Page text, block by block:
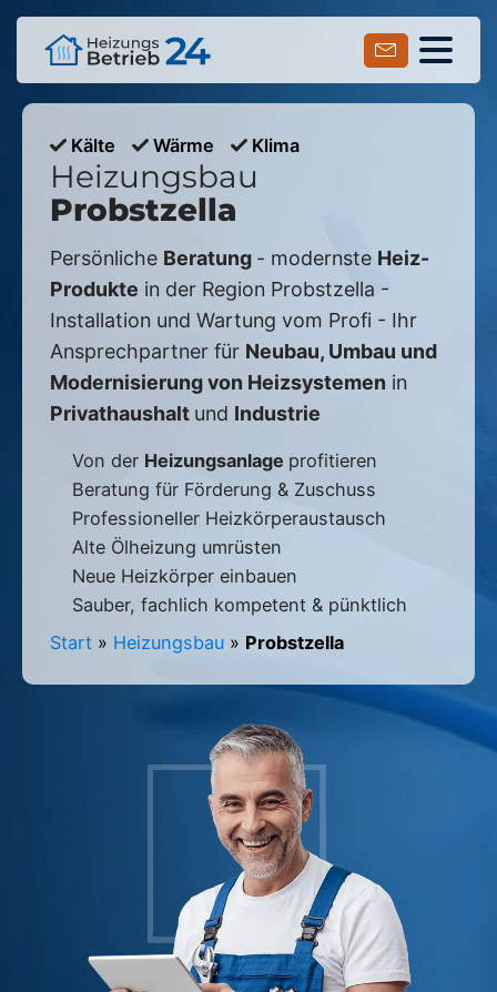
Kälte Wärme Klima
Heizungsbau
Probstzella
Persönliche Beratung - modernste Heiz-
Produkte in der Region Probstzella -
Installation und Wartung vom Profi - Ihr
Ansprechpartner für Neubau, Umbau und
Modernisierung von Heizsystemen in
Privathaushalt und Industrie
Von der Heizungsanlage profitieren
Beratung für Förderung & Zuschuss
Professioneller Heizkörperaustausch
Alte Ölheizung umrüsten
Neue Heizkörper einbauen
Sauber, fachlich kompetent & pünktlich
Start » Heizungsbau » Probstzella